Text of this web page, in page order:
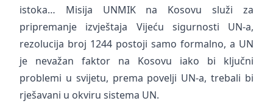
istoka… Misija UNMIK na Kosovu služi za
pripremanje izvještaja Vijeću sigurnosti UN-a,
rezolucija broj 1244 postoji samo formalno, a UN
je nevažan faktor na Kosovu iako bi ključni
problemi u svijetu, prema povelji UN-a, trebali bi
rješavani u okviru sistema UN.